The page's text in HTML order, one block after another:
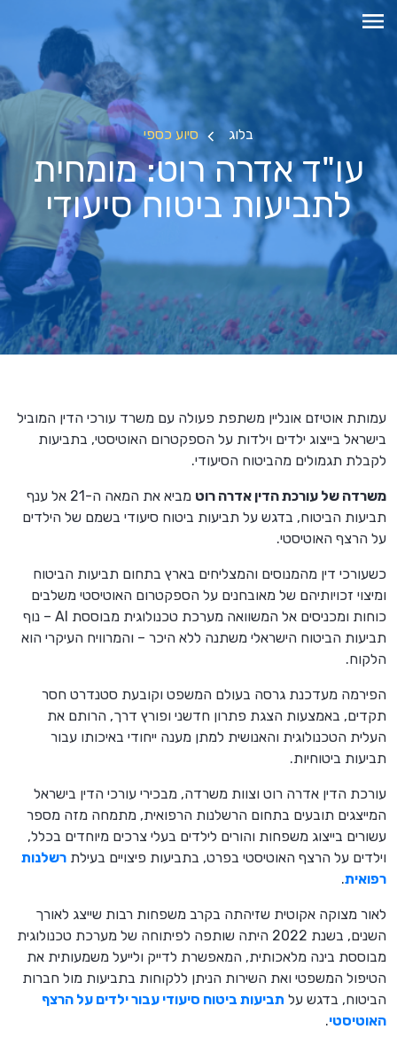
בלוג סיוע כספי
עו"ד אדרה רוט: מומחית
לתביעות ביטוח סיעודי
עמותת אוטיזם אונליין משתפת פעולה עם משרד עורכי הדין המוביל
בישראל בייצוג ילדים וילדות על הספקטרום האוטיסטי, בתביעות
לקבלת תגמולים מהביטוח הסיעודי.
משרדה של עורכת הדין אדרה רוט
מביא את המאה ה-21 אל ענף
תביעות הביטוח, בדגש על תביעות ביטוח סיעודי בשמם של הילדים
על הרצף האוטיסטי.
כשעורכי דין מהמנוסים והמצליחים בארץ בתחום תביעות הביטוח
ומיצוי זכויותיהם של מאובחנים על הספקטרום האוטיסטי משלבים
כוחות ומכניסים אל המשוואה מערכת טכנולוגית מבוססת AI – נוף
תביעות הביטוח הישראלי משתנה ללא היכר – והמרוויח העיקרי הוא
הלקוח.
הפירמה מעדכנת גרסה בעולם המשפט וקובעת סטנדרט חסר
תקדים, באמצעות הצגת פתרון חדשני ופורץ דרך, הרותם את
העלית הטכנולוגית והאנושית למתן מענה ייחודי באיכותו עבור
תביעות ביטוחיות.
עורכת הדין אדרה רוט וצוות משרדה, מבכירי עורכי הדין בישראל
המייצגים תובעים בתחום הרשלנות הרפואית, מתמחה מזה מספר
עשורים בייצוג משפחות והורים לילדים בעלי צרכים מיוחדים בכלל,
וילדים על הרצף האוטיסטי בפרט, בתביעות פיצויים בעילת רשלנות
רפואית.
לאור מצוקה אקוטית שזיהתה בקרב משפחות רבות שייצג לאורך
השנים, בשנת 2022 היתה שותפה לפיתוחה של מערכת טכנולוגית
מבוססת בינה מלאכותית, המאפשרת לדייק ולייעל משמעותית את
הטיפול המשפטי ואת השירות הניתן ללקוחות בתביעות מול חברות
הביטוח, בדגש על תביעות ביטוח סיעודי עבור ילדים על הרצף
האוטיסטי.